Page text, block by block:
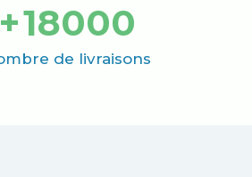
+18000
de livraisons